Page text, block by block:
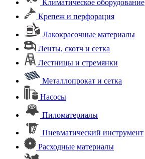
Климатическое оборудование
Крепеж и перфорация
Лакокрасочные материалы
Ленты, скотч и сетка
Лестницы и стремянки
Металлопрокат и сетка
Насосы
Пиломатериалы
Пневматический инструмент
Расходные материалы